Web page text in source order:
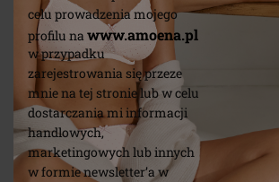
celu prowadzenia mojego
profilu na www.amoena.pl
w przypadku
zarejestrowania się przeze
mnie na tej stronie lub w celu
dostarczania mi informacji
handlowych,
marketingowych lub innych
w formie newsletter’a w